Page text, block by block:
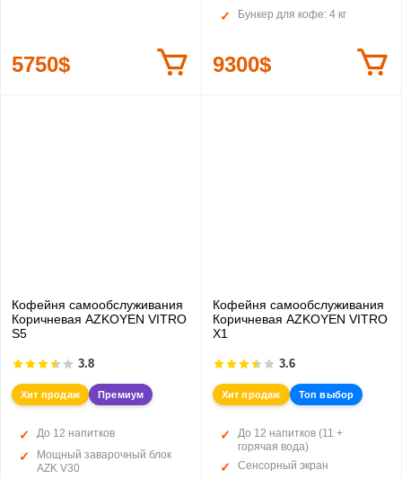
5750$
Бункер для кофе: 4 кг
9300$
Кофейня самообслуживания
Коричневая AZKOYEN VITRO
S5
3.8
Хит продаж Премиум
До 12 напитков
Мощный заварочный блок
AZK V30
Кофейня самообслуживания
Коричневая AZKOYEN VITRO
X1
3.6
Хит продаж Топ выбор
До 12 напитков (11 +
горячая вода)
Сенсорный экран